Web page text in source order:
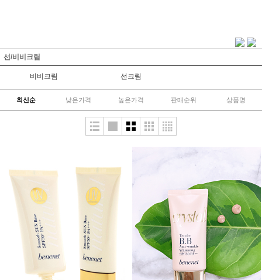
선/비비크림
비비크림 선크림
최신순 낮은가격 높은가격 판매순위 상품명